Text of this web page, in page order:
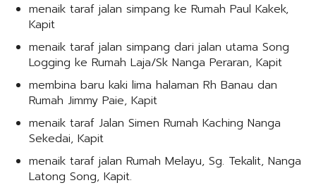
menaik taraf jalan simpang ke Rumah Paul Kakek,
Kapit
menaik taraf jalan simpang dari jalan utama Song
Logging ke Rumah Laja/Sk Nanga Peraran, Kapit
membina baru kaki lima halaman Rh Banau dan
Rumah Jimmy Paie, Kapit
menaik taraf Jalan Simen Rumah Kaching Nanga
Sekedai, Kapit
menaik taraf jalan Rumah Melayu, Sg. Tekalit, Nanga
Latong Song, Kapit.